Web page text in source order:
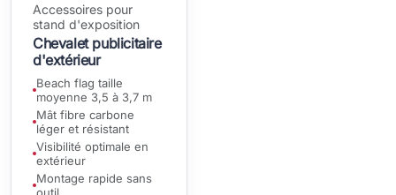
Accessoires pour
stand d'exposition
Chevalet publicitaire
d'extérieur
Beach flag taille
moyenne 3,5 à 3,7 m
Mât fibre carbone
léger et résistant
Visibilité optimale en
extérieur
Montage rapide sans